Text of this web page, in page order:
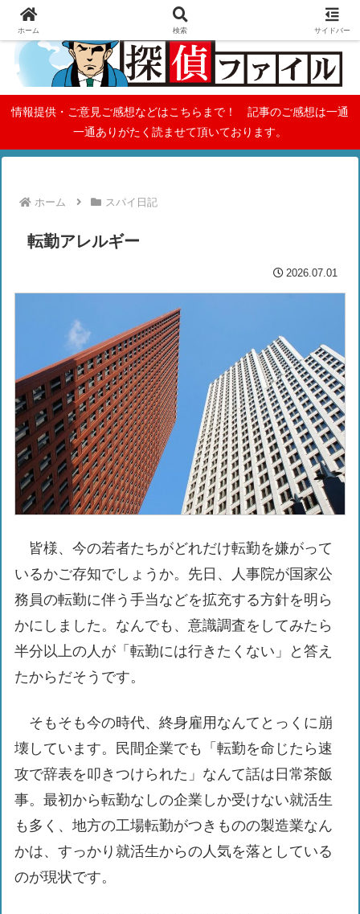
情報提供・ご意見ご感想などはこちらまで！ 記事のご感想は一通
一通ありがたく読ませて頂いております。
ホーム スパイ日記
転勤アレルギー
2026.07.01
皆様、今の若者たちがどれだけ転勤を嫌がって
いるかご存知でしょうか。先日、人事院が国家公
務員の転勤に伴う手当などを拡充する方針を明ら
かにしました。なんでも、意識調査をしてみたら
半分以上の人が「転勤には行きたくない」と答え
たからだそうです。
そもそも今の時代、終身雇用なんてとっくに崩
壊しています。民間企業でも「転勤を命じたら速
攻で辞表を叩きつけられた」なんて話は日常茶飯
事。最初から転勤なしの企業しか受けない就活生
も多く、地方の工場転勤がつきものの製造業なん
かは、すっかり就活生からの人気を落としている
のが現状です。
ホーム 検索 サイドバー